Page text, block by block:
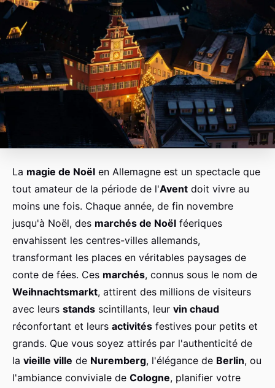
La magie de Noël en Allemagne est un spectacle que
tout amateur de la période de l'Avent doit vivre au
moins une fois. Chaque année, de fin novembre
jusqu'à Noël, des marchés de Noël féeriques
envahissent les centres-villes allemands,
transformant les places en véritables paysages de
conte de fées. Ces marchés, connus sous le nom de
Weihnachtsmarkt, attirent des millions de visiteurs
avec leurs stands scintillants, leur vin chaud
réconfortant et leurs activités festives pour petits et
grands. Que vous soyez attirés par l'authenticité de
la vieille ville de Nuremberg, l'élégance de Berlin, ou
l'ambiance conviviale de Cologne, planifier votre